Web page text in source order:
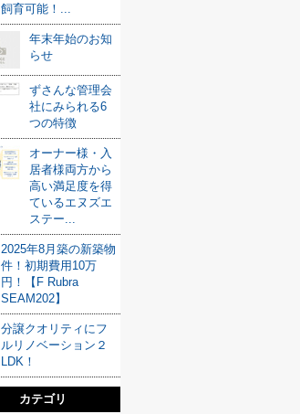
飼育可能！...
年末年始のお知
らせ
ずさんな管理会
社にみられる6
つの特徴
オーナー様・入
居者様両方から
高い満足度を得
ているエヌズエ
ステー...
2025年8月築の新築物
件！初期費用10万
円！【F Rubra
SEAM202】
分譲クオリティにフ
ルリノベーション２
LDK！
カテゴリ